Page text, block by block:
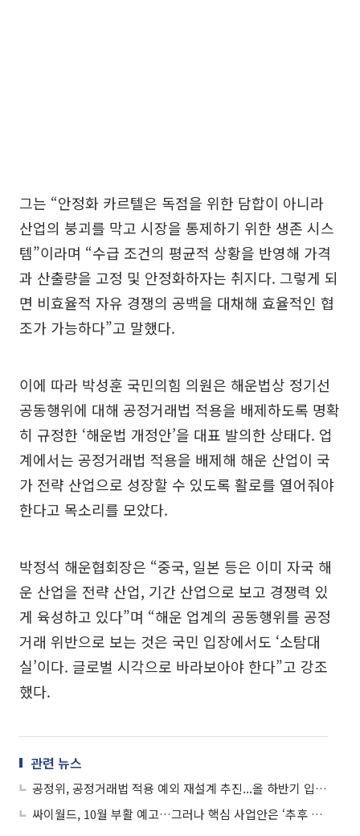
그는 “안정화 카르텔은 독점을 위한 담합이 아니라
산업의 붕괴를 막고 시장을 통제하기 위한 생존 시스
템”이라며 “수급 조건의 평균적 상황을 반영해 가격
과 산출량을 고정 및 안정화하자는 취지다. 그렇게 되
면 비효율적 자유 경쟁의 공백을 대채해 효율적인 협
조가 가능하다”고 말했다.
이에 따라 박성훈 국민의힘 의원은 해운법상 정기선
공동행위에 대해 공정거래법 적용을 배제하도록 명확
히 규정한 ‘해운법 개정안’을 대표 발의한 상태다. 업
계에서는 공정거래법 적용을 배제해 해운 산업이 국
가 전략 산업으로 성장할 수 있도록 활로를 열어줘야
한다고 목소리를 모았다.
박정석 해운협회장은 “중국, 일본 등은 이미 자국 해
운 산업을 전략 산업, 기간 산업으로 보고 경쟁력 있
게 육성하고 있다”며 “해운 업계의 공동행위를 공정
거래 위반으로 보는 것은 국민 입장에서도 ‘소탐대
실’이다. 글로벌 시각으로 바라보아야 한다”고 강조
했다.
관련 뉴스
공정위, 공정거래법 적용 예외 재설계 추진...올 하반기 입법 착수
싸이월드, 10월 부활 예고…그러나 핵심 사업안은 ‘추후 공개’